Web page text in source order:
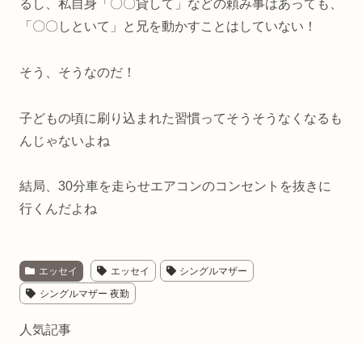
るし、私自身「〇〇貸して」などの頼み事はあっても、
「〇〇しといて」と兄を動かすことはしていない！
そう、そうなのだ！
子どもの頃に刷り込まれた習慣ってそうそうなくなるも
んじゃないよね
結局、30分車を走らせエアコンのコンセントを抜きに
行くんだよね
エッセイ エッセイ シングルマザー
シングルマザー 夜勤
人気記事